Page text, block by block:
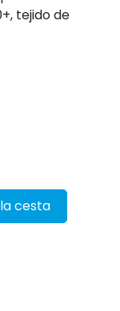
tejido de
cesta